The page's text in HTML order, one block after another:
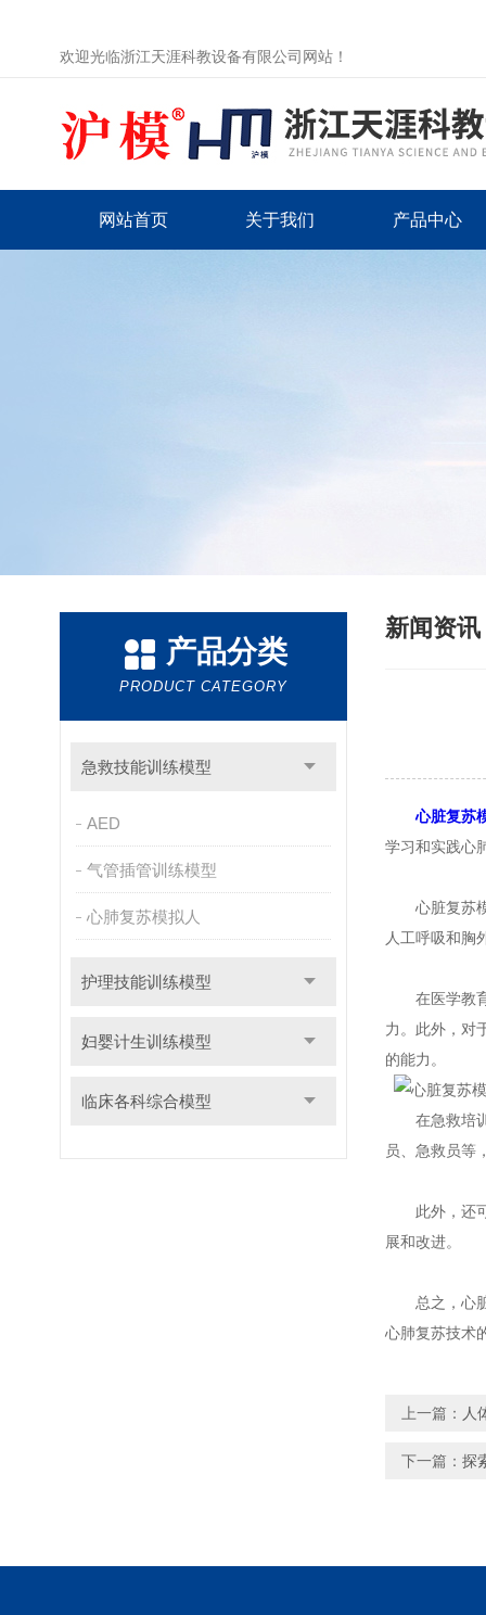
欢迎光临浙江天涯科教设备有限公司网站！
网站首页 关于我们 产品中心
产品分类
PRODUCT CATEGORY
急救技能训练模型
AED
气管插管训练模型
心肺复苏模拟人
护理技能训练模型
妇婴计生训练模型
临床各科综合模型
新闻资讯
心脏复苏
学习和实践心
心脏复苏模
人工呼吸和胸
在医学教
力。此外，对
的能力。
在急救培训
员、急救员等
此外，还可
展和改进。
总之，心脏
心肺复苏技术
上一篇： 人
下一篇： 探